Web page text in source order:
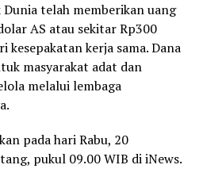
Dunia telah memberikan uang
AS atau sekitar Rp300
kesepakatan kerja sama. Dana
masyarakat adat dan
melalui lembaga
pada hari Rabu, 20
pukul 09.00 WIB di iNews.